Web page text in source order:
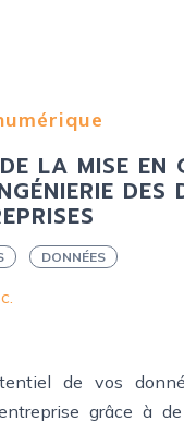
LA MISE EN
DES
DONNÉES
de vos
grâce à